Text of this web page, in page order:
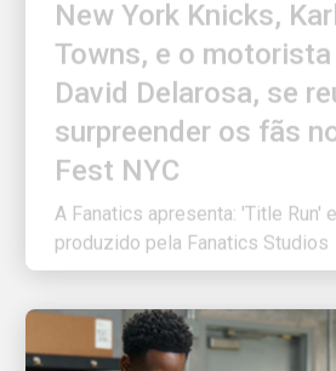
Towns, e o motorista
David Delarosa, se
surpreender os fãs
Fest NYC
A Fanatics apresenta: 'Title Run'
produzido pela Fanatics Studios